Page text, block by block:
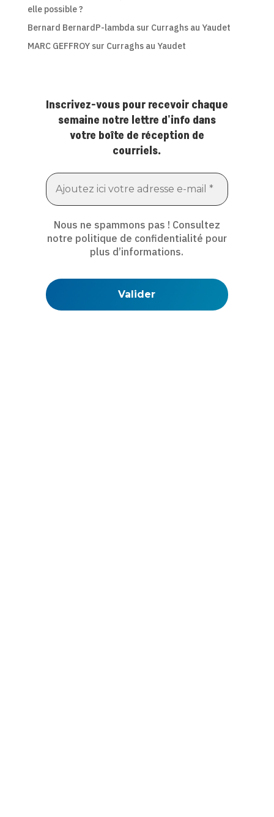
elle possible ?
Bernard BernardP-lambdasur Curraghs au Yaudet
MARC GEFFROYsur Curraghs au Yaudet
Inscrivez-vous pour recevoir chaque
semaine notre lettre d'info dans
votre boîte de réception de
courriels.
Nous ne spammons pas ! Consultez
notre politique de confidentialité pour
plus d’informations.